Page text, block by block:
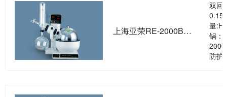
上海亚荣RE-2000B旋转蒸发器
双回
量
锅：
防护